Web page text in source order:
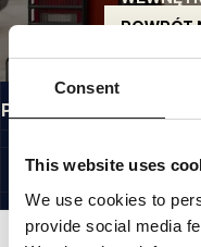
Consent
This website uses
We use cookies to
provide social media
POWRÓT
MARKA Z
Nasze kolekcje
INFORMACJE
PRZYDATNE LINKI
©1997 - 2026 PITBULL